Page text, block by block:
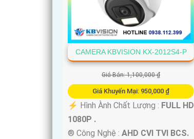
CAMERA KBVISION KX-2012S4-P
Giá Bán: 1,100,000 ₫
Giá Khuyến Mại: 950,000 ₫
️⚡ Hình Ành Chất Lượng : FULL HD
1080P .
®️ Công Nghệ : AHD CVI TVI BCS.